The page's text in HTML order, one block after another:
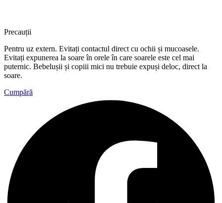
Precauții
Pentru uz extern. Evitați contactul direct cu ochii și mucoasele.
Evitați expunerea la soare în orele în care soarele este cel mai
puternic. Bebelușii și copiii mici nu trebuie expuși deloc, direct la
soare.
Cumpără